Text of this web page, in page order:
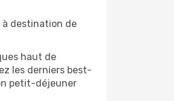
destination de
haut de
les derniers best-
petit-déjeuner